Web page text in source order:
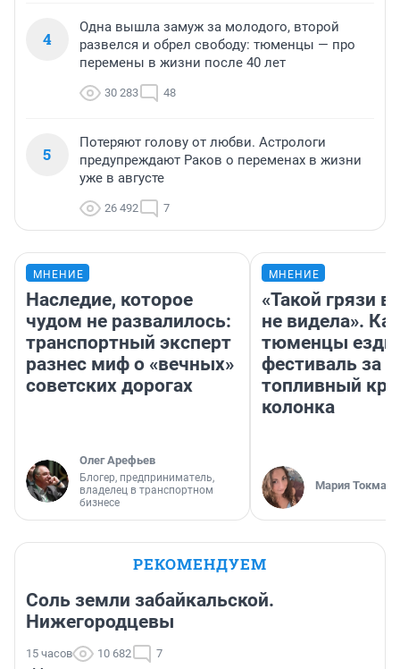
4
Одна вышла замуж за молодого, второй
развелся и обрел свободу: тюменцы — про
перемены в жизни после 40 лет
30 283 48
5
Потеряют голову от любви. Астрологи
предупреждают Раков о переменах в жизни
уже в августе
26 492 7
МНЕНИЕ
Наследие, которое
чудом не развалилось:
транспортный эксперт
разнес миф о «вечных»
советских дорогах
Олег Арефьев
Блогер, предприниматель,
владелец в транспортном
бизнесе
МНЕНИЕ
«Такой грязи
не видела».
тюменцы
фестиваль за
топливный
колонка
Мария
РЕКОМЕНДУЕМ
Соль земли забайкальской.
Нижегородцевы
15 часов 10 682 7